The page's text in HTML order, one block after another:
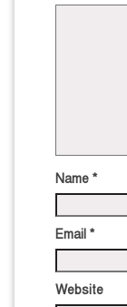
Name *
Email *
Website